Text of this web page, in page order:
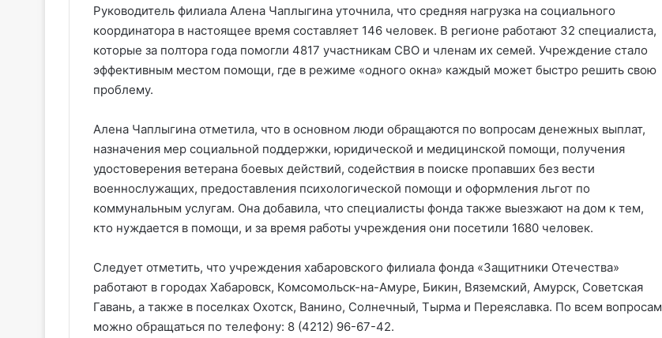
Руководитель филиала Алена Чаплыгина уточнила, что средняя нагрузка на социального
координатора в настоящее время составляет 146 человек. В регионе работают 32 специалиста,
которые за полтора года помогли 4817 участникам СВО и членам их семей. Учреждение стало
эффективным местом помощи, где в режиме «одного окна» каждый может быстро решить свою
проблему.
Алена Чаплыгина отметила, что в основном люди обращаются по вопросам денежных выплат,
назначения мер социальной поддержки, юридической и медицинской помощи, получения
удостоверения ветерана боевых действий, содействия в поиске пропавших без вести
военнослужащих, предоставления психологической помощи и оформления льгот по
коммунальным услугам. Она добавила, что специалисты фонда также выезжают на дом к тем,
кто нуждается в помощи, и за время работы учреждения они посетили 1680 человек.
Следует отметить, что учреждения хабаровского филиала фонда «Защитники Отечества»
работают в городах Хабаровск, Комсомольск-на-Амуре, Бикин, Вяземский, Амурск, Советская
Гавань, а также в поселках Охотск, Ванино, Солнечный, Тырма и Переяславка. По всем вопросам
можно обращаться по телефону: 8 (4212) 96-67-42.